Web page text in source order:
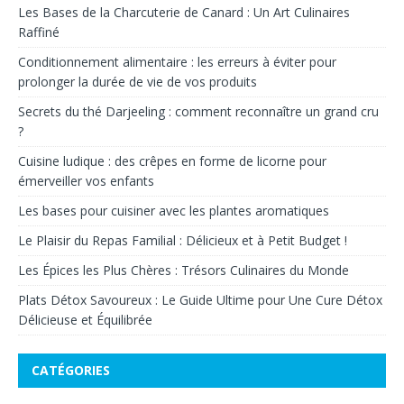
Les Bases de la Charcuterie de Canard : Un Art Culinaires
Raffiné
Conditionnement alimentaire : les erreurs à éviter pour
prolonger la durée de vie de vos produits
Secrets du thé Darjeeling : comment reconnaître un grand cru
?
Cuisine ludique : des crêpes en forme de licorne pour
émerveiller vos enfants
Les bases pour cuisiner avec les plantes aromatiques
Le Plaisir du Repas Familial : Délicieux et à Petit Budget !
Les Épices les Plus Chères : Trésors Culinaires du Monde
Plats Détox Savoureux : Le Guide Ultime pour Une Cure Détox
Délicieuse et Équilibrée
CATÉGORIES